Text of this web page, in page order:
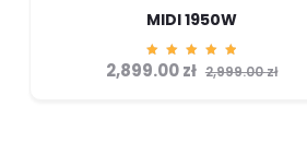
MIDI 1950W
Ocenion
o
2,999.00zł
2,899.00zł